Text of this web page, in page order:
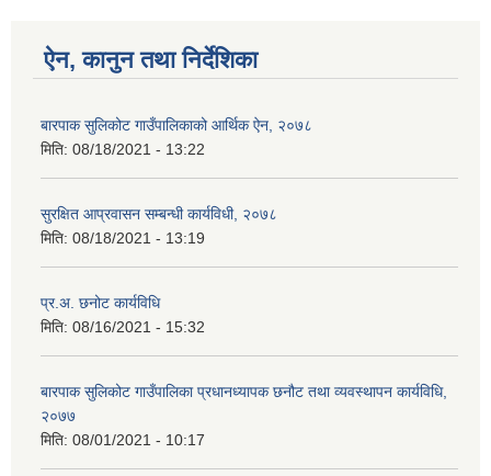
ऐन, कानुन तथा निर्देशिका
बारपाक सुलिकोट गाउँपालिकाको आर्थिक ऐन, २०७८
मिति: 08/18/2021 - 13:22
सुरक्षित आप्रवासन सम्बन्धी कार्यविधी, २०७८
मिति: 08/18/2021 - 13:19
प्र.अ. छनोट कार्यविधि
मिति: 08/16/2021 - 15:32
बारपाक सुलिकोट गाउँपालिका प्रधानध्यापक छनौट तथा व्यवस्थापन कार्यविधि,
२०७७
मिति: 08/01/2021 - 10:17